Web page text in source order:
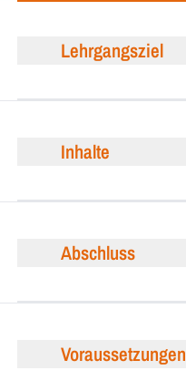
Lehrgangsziel
Inhalte
Abschluss
Voraussetzungen